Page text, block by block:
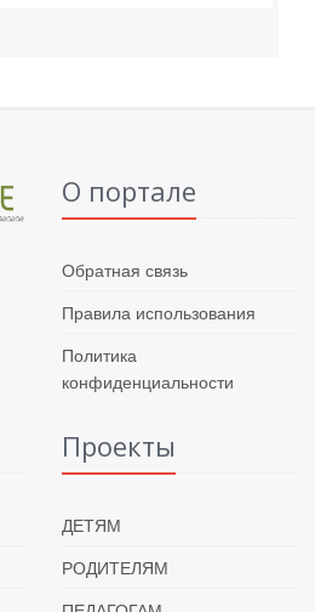
О портале
Обратная связь
Правила использования
Политика
конфиденциальности
Проекты
ДЕТЯМ
РОДИТЕЛЯМ